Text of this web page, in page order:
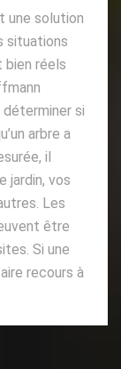
une solution
situations
bien réels
si
arbre a
il
jardin, vos
Les
être
Si une
recours à